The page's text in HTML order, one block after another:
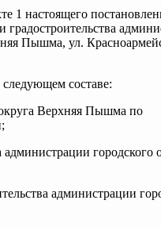
1 настоящего
Пышма, ул.
составе:
Верхняя Пышма по
городского
администрации